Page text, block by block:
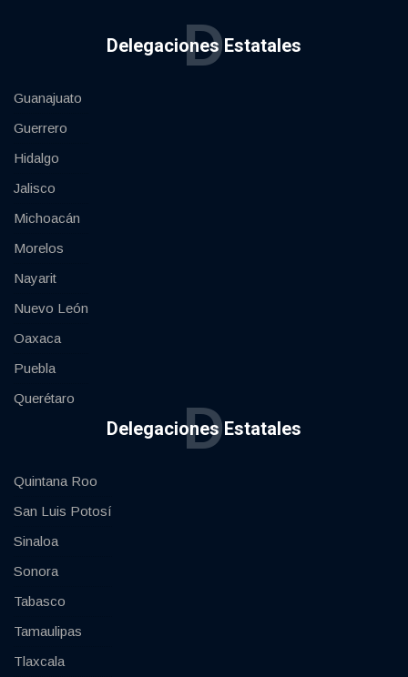
Delegaciones Estatales
D
Guanajuato
Guerrero
Hidalgo
Jalisco
Michoacán
Morelos
Nayarit
Nuevo León
Oaxaca
Puebla
Querétaro
Delegaciones Estatales
D
Quintana Roo
San Luis Potosí
Sinaloa
Sonora
Tabasco
Tamaulipas
Tlaxcala